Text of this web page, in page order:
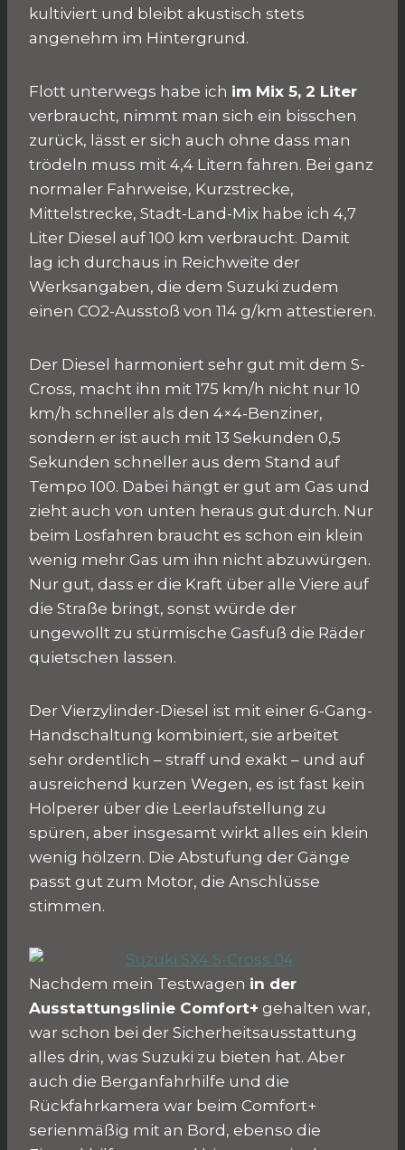
kultiviert und bleibt akustisch stets
angenehm im Hintergrund.
Flott unterwegs habe ich im Mix 5, 2 Liter
verbraucht, nimmt man sich ein bisschen
zurück, lässt er sich auch ohne dass man
trödeln muss mit 4,4 Litern fahren. Bei ganz
normaler Fahrweise, Kurzstrecke,
Mittelstrecke, Stadt-Land-Mix habe ich 4,7
Liter Diesel auf 100 km verbraucht. Damit
lag ich durchaus in Reichweite der
Werksangaben, die dem Suzuki zudem
einen CO2-Ausstoß von 114 g/km attestieren.
Der Diesel harmoniert sehr gut mit dem S-
Cross, macht ihn mit 175 km/h nicht nur 10
km/h schneller als den 4×4-Benziner,
sondern er ist auch mit 13 Sekunden 0,5
Sekunden schneller aus dem Stand auf
Tempo 100. Dabei hängt er gut am Gas und
zieht auch von unten heraus gut durch. Nur
beim Losfahren braucht es schon ein klein
wenig mehr Gas um ihn nicht abzuwürgen.
Nur gut, dass er die Kraft über alle Viere auf
die Straße bringt, sonst würde der
ungewollt zu stürmische Gasfuß die Räder
quietschen lassen.
Der Vierzylinder-Diesel ist mit einer 6-Gang-
Handschaltung kombiniert, sie arbeitet
sehr ordentlich – straff und exakt – und auf
ausreichend kurzen Wegen, es ist fast kein
Holperer über die Leerlaufstellung zu
spüren, aber insgesamt wirkt alles ein klein
wenig hölzern. Die Abstufung der Gänge
passt gut zum Motor, die Anschlüsse
stimmen.
Nachdem mein Testwagen in der
Ausstattungslinie Comfort+ gehalten war,
war schon bei der Sicherheitsausstattung
alles drin, was Suzuki zu bieten hat. Aber
auch die Berganfahrhilfe und die
Rückfahrkamera war beim Comfort+
serienmäßig mit an Bord, ebenso die